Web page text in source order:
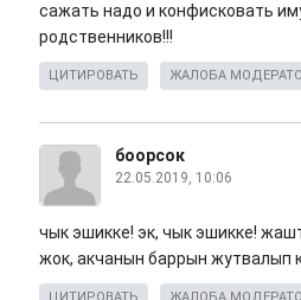
сажать надо и конфисковать
родственников!!!
ЦИТИРОВАТЬ ЖАЛОБА
боорсок
22.05.2019, 10:06
чык эшикке! эк, чык эшикке!
жок, акчанын баррын жутвалып